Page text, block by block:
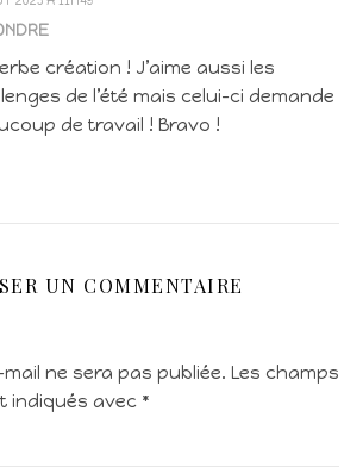
création ! J’aime aussi les
de l’été mais celui-ci demande
de travail ! Bravo !
UN COMMENTAIRE
ne sera pas publiée. Les champs
indiqués avec *